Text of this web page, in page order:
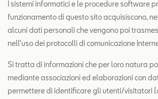
I sistemi informatici e le procedure software
funzionamento di questo sito acquisiscono,
alcuni dati personali che vengono poi
nell’uso dei protocolli di comunicazione
Si tratta di informazioni che per loro natura
mediante associazioni ed elaborazioni con
permettere di identificare gli utenti/visitatori